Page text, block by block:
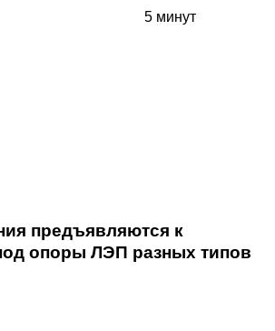
5 минут
предъявляются к
опоры ЛЭП разных типов